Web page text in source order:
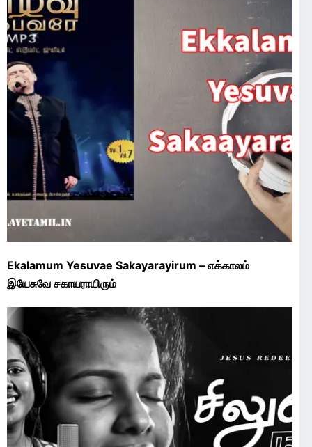
Ekalamum Yesuvae Sakayarayirum – எக்காலம்
இயேசுவே சகாயராயிரும்